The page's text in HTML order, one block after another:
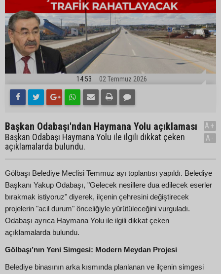
14:53 02 Temmuz 2026
Başkan Odabaşı'ndan Haymana Yolu açıklaması
Başkan Odabaşı Haymana Yolu ile ilgili dikkat çeken
açıklamalarda bulundu.
A+
A-
Gölbaşı Belediye Meclisi Temmuz ayı toplantısı yapıldı. Belediye
Başkanı Yakup Odabaşı, "Gelecek nesillere dua edilecek eserler
bırakmak istiyoruz" diyerek, ilçenin çehresini değiştirecek
projelerin "acil durum" önceliğiyle yürütüleceğini vurguladı.
Odabaşı ayrıca Haymana Yolu ile ilgili dikkat çeken
açıklamalarda bulundu.
Gölbaşı’nın Yeni Simgesi: Modern Meydan Projesi
Belediye binasının arka kısmında planlanan ve ilçenin simgesi